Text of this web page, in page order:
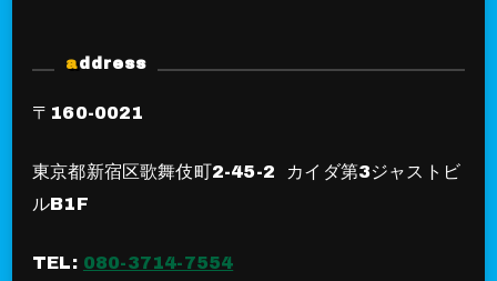
address
〒160-0021
東京都新宿区歌舞伎町2-45-2 カイダ第3ジャストビ
ルB1F
TEL: 080-3714-7554